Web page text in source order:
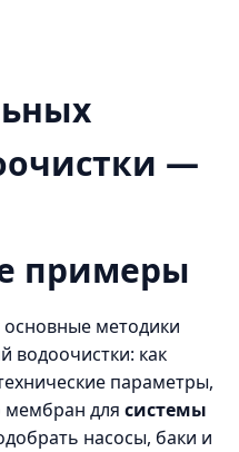
—
примеры
методики
водоочистки: как
параметры,
мембран для системы
насосы, баки и